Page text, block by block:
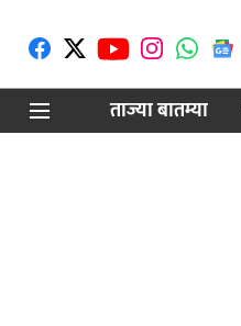
ताज्या बातम्या